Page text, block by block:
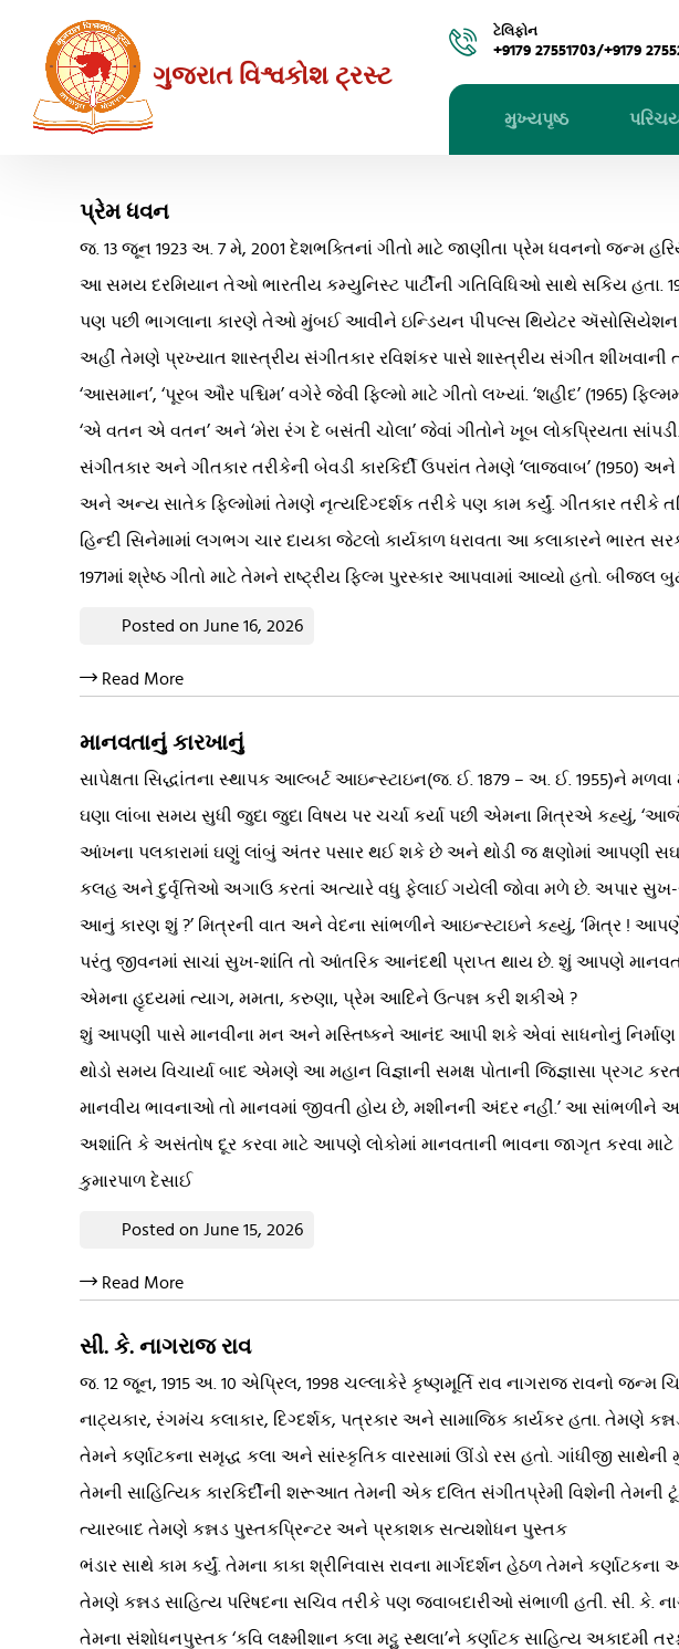
content
ગુજરાત વિશ્વકોશ ટ્રસ્ટ
ટેલિફોન
+9179 27551703/+9179
મુખ્યપૃષ્ઠ
પ્રેમ ધવન
જ. 13 જૂન 1923 અ. 7 મે, 2001 દેશભક્તિનાં ગીતો માટે જાણીતા પ્રેમ ધવનનો જન્મ
આ સમય દરમિયાન તેઓ ભારતીય કમ્યુનિસ્ટ પાર્ટીની ગતિવિધિઓ સાથે સકિય હતા.
પણ પછી ભાગલાના કારણે તેઓ મુંબઈ આવીને ઇન્ડિયન પીપલ્સ થિયેટર ઍસોસિયેશન
અહીં તેમણે પ્રખ્યાત શાસ્ત્રીય સંગીતકાર રવિશંકર પાસે શાસ્ત્રીય સંગીત શીખવાની તક
‘આસમાન’, ‘પૂરબ ઔર પશ્ચિમ’ વગેરે જેવી ફિલ્મો માટે ગીતો લખ્યાં. ‘શહીદ’ (1965)
‘એ વતન એ વતન’ અને ‘મેરા રંગ દે બસંતી ચોલા’ જેવાં ગીતોને ખૂબ લોકપ્રિયતા સાંપડી.
સંગીતકાર અને ગીતકાર તરીકેની બેવડી કારકિર્દી ઉપરાંત તેમણે ‘લાજવાબ’ (1950) અને
અને અન્ય સાતેક ફિલ્મોમાં તેમણે નૃત્યદિગ્દર્શક તરીકે પણ કામ કર્યું. ગીતકાર તરીકે
હિન્દી સિનેમામાં લગભગ ચાર દાયકા જેટલો કાર્યકાળ ધરાવતા આ કલાકારને ભારત
1971માં શ્રેષ્ઠ ગીતો માટે તેમને રાષ્ટ્રીય ફિલ્મ પુરસ્કાર આપવામાં આવ્યો હતો. બીજલ
Posted on June 16, 2026
Read More
માનવતાનું કારખાનું
સાપેક્ષતા સિદ્ધાંતના સ્થાપક આલ્બર્ટ આઇન્સ્ટાઇન(જ. ઈ. 1879 – અ. ઈ. 1955)ને
ઘણા લાંબા સમય સુધી જુદા જુદા વિષય પર ચર્ચા કર્યા પછી એમના મિત્રએ કહ્યું,
આંખના પલકારામાં ઘણું લાંબું અંતર પસાર થઈ શકે છે અને થોડી જ ક્ષણોમાં આપણી
કલહ અને દુર્વૃત્તિઓ અગાઉ કરતાં અત્યારે વધુ ફેલાઈ ગયેલી જોવા મળે છે. અપાર
આનું કારણ શું ?’ મિત્રની વાત અને વેદના સાંભળીને આઇન્સ્ટાઇને કહ્યું, ‘મિત્ર !
પરંતુ જીવનમાં સાચાં સુખ-શાંતિ તો આંતરિક આનંદથી પ્રાપ્ત થાય છે. શું આપણે
એમના હૃદયમાં ત્યાગ, મમતા, કરુણા, પ્રેમ આદિને ઉત્પન્ન કરી શકીએ ?
શું આપણી પાસે માનવીના મન અને મસ્તિષ્કને આનંદ આપી શકે એવાં સાધનોનું નિર્માણ
થોડો સમય વિચાર્યા બાદ એમણે આ મહાન વિજ્ઞાની સમક્ષ પોતાની જિજ્ઞાસા પ્રગટ
માનવીય ભાવનાઓ તો માનવમાં જીવતી હોય છે, મશીનની અંદર નહીં.’ આ સાંભળીને
અશાંતિ કે અસંતોષ દૂર કરવા માટે આપણે લોકોમાં માનવતાની ભાવના જાગૃત કરવા
કુમારપાળ દેસાઈ
Posted on June 15, 2026
Read More
સી. કે. નાગરાજ રાવ
જ. 12 જૂન, 1915 અ. 10 એપ્રિલ, 1998 ચલ્લાકેરે કૃષ્ણમૂર્તિ રાવ નાગરાજ રાવનો
નાટ્યકાર, રંગમંચ કલાકાર, દિગ્દર્શક, પત્રકાર અને સામાજિક કાર્યકર હતા. તેમણે
તેમને કર્ણાટકના સમૃદ્ધ કલા અને સાંસ્કૃતિક વારસામાં ઊંડો રસ હતો. ગાંધીજી
તેમની સાહિત્યિક કારકિર્દીની શરૂઆત તેમની એક દલિત સંગીતપ્રેમી વિશેની તેમની ટૂંકી
ત્યારબાદ તેમણે કન્નડ પુસ્તકપ્રિન્ટર અને પ્રકાશક સત્યશોધન પુસ્તક
ભંડાર સાથે કામ કર્યું. તેમના કાકા શ્રીનિવાસ રાવના માર્ગદર્શન હેઠળ તેમને
તેમણે કન્નડ સાહિત્ય પરિષદના સચિવ તરીકે પણ જવાબદારીઓ સંભાળી હતી. સી. કે.
તેમના સંશોધનપુસ્તક ‘કવિ લક્ષ્મીશાન કલા મટ્ટુ સ્થલા’ને કર્ણાટક સાહિત્ય અકાદમી